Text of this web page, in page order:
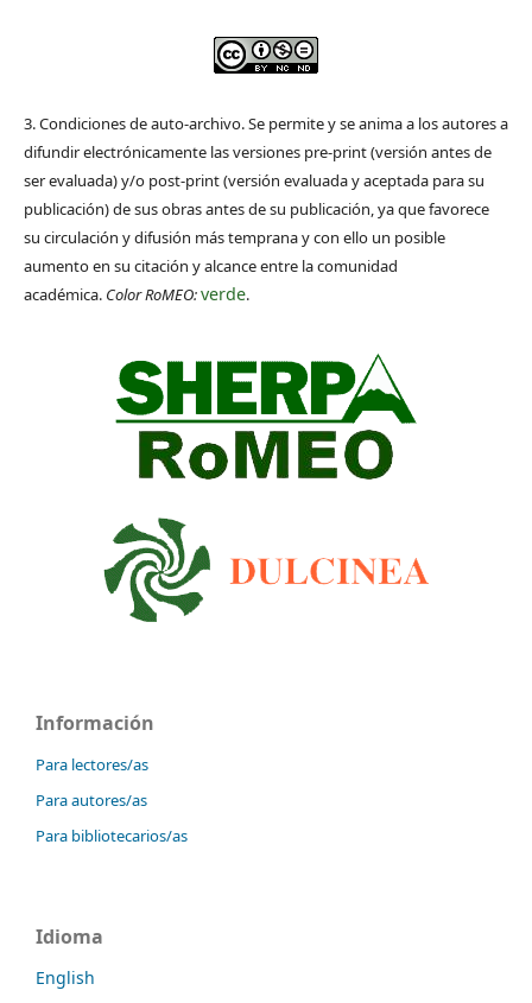
3. Condiciones de auto-archivo. Se permite y se anima a los autores a
difundir electrónicamente las versiones pre-print (versión antes de
ser evaluada) y/o post-print (versión evaluada y aceptada para su
publicación) de sus obras antes de su publicación, ya que favorece
su circulación y difusión más temprana y con ello un posible
aumento en su citación y alcance entre la comunidad
académica. Color RoMEO:verde.
Información
Para lectores/as
Para autores/as
Para bibliotecarios/as
Idioma
English